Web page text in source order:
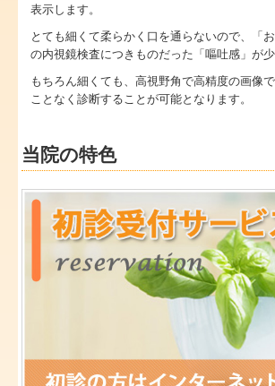
表示します。
とても細くて柔らかく口を通らないので、「
の内視鏡検査につきものだった「嘔吐感」が少
もちろん細くても、高視野角で高精度の画像
ことなく診断することが可能となります。
当院の特色